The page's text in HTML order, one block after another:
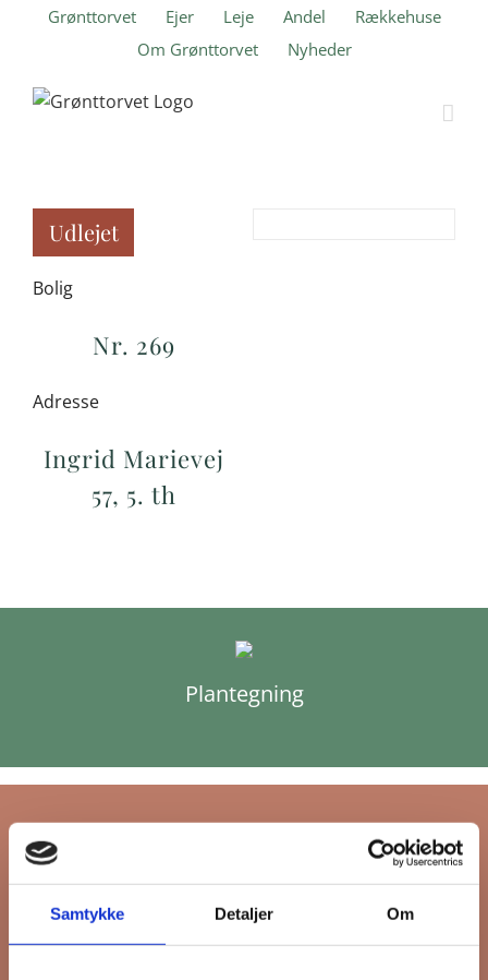
Samtykke Detaljer Om
Grønttorvet Ejer Leje Andel
Rækkehuse
Om Grønttorvet
Nyheder
Udlejet
Bolig
Nr. 269
Adresse
Ingrid Marievej
57, 5. th
Plantegning
Tilmeld dig FB